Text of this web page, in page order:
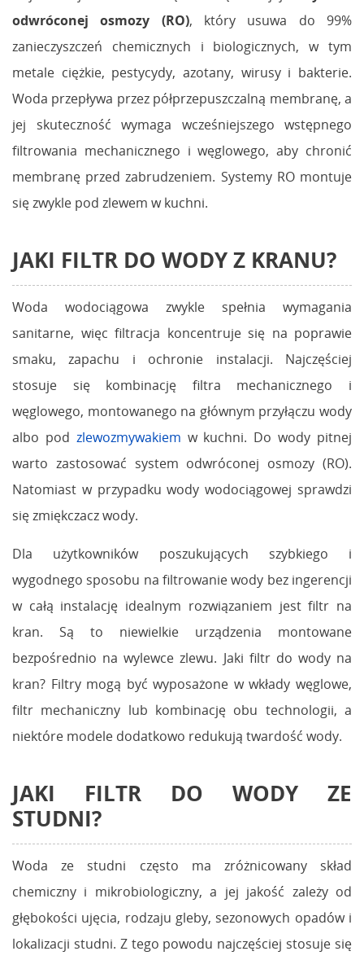
odwróconej osmozy (RO), który usuwa do 99%
zanieczyszczeń chemicznych i biologicznych, w tym
metale ciężkie, pestycydy, azotany, wirusy i bakterie.
Woda przepływa przez półprzepuszczalną membranę, a
jej skuteczność wymaga wcześniejszego wstępnego
filtrowania mechanicznego i węglowego, aby chronić
membranę przed zabrudzeniem. Systemy RO montuje
się zwykle pod zlewem w kuchni.
JAKI FILTR DO WODY Z KRANU?
Woda wodociągowa zwykle spełnia wymagania
sanitarne, więc filtracja koncentruje się na poprawie
smaku, zapachu i ochronie instalacji. Najczęściej
stosuje się kombinację filtra mechanicznego i
węglowego, montowanego na głównym przyłączu wody
albo pod zlewozmywakiem w kuchni. Do wody pitnej
warto zastosować system odwróconej osmozy (RO).
Natomiast w przypadku wody wodociągowej sprawdzi
się zmiękczacz wody.
Dla użytkowników poszukujących szybkiego i
wygodnego sposobu na filtrowanie wody bez ingerencji
w całą instalację idealnym rozwiązaniem jest filtr na
kran. Są to niewielkie urządzenia montowane
bezpośrednio na wylewce zlewu. Jaki filtr do wody na
kran? Filtry mogą być wyposażone w wkłady węglowe,
filtr mechaniczny lub kombinację obu technologii, a
niektóre modele dodatkowo redukują twardość wody.
JAKI FILTR DO WODY ZE
STUDNI?
Woda ze studni często ma zróżnicowany skład
chemiczny i mikrobiologiczny, a jej jakość zależy od
głębokości ujęcia, rodzaju gleby, sezonowych opadów i
lokalizacji studni. Z tego powodu najczęściej stosuje się